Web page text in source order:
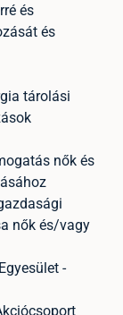
és
és
tárolási
nők és
nők és/vagy
-